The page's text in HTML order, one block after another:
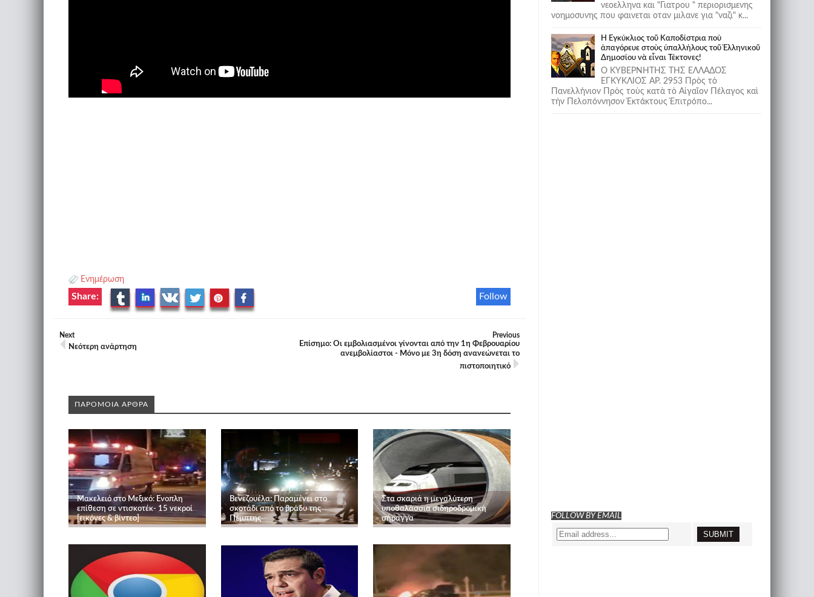
Ενημέρωση
Follow
Share:
Next
Νεότερη ανάρτηση
Previous
Επίσημο: Οι εμβολιασμένοι γίνονται από την 1η Φεβρουαρίου
ανεμβολίαστοι - Μόνο με 3η δόση ανανεώνεται το
πιστοποιητικό
ΠΑΡΟΜΟΙΑ ΑΡΘΡΑ
Μακελειό στο Μεξικό: Ενοπλη
επίθεση σε ντισκοτέκ- 15 νεκροί
[εικόνες & βίντεο]
Βενεζουέλα: Παραμένει στο
σκοτάδι από το βράδυ της
Πέμπτης
Στα σκαριά η μεγαλύτερη
υποθαλάσσια σιδηροδρομική
σήραγγα
νεοελληνα και "Γιατρου " περιορισμενης
νοημοσυνης που φαινεται οταν μιλανε για "ναζι" κ...
Ἡ Ἐγκύκλιος τοῦ Καποδίστρια ποὺ
ἀπαγόρευε στοὺς ὑπαλλήλους τοῦ Ἑλληνικοῦ
Δημοσίου νὰ εἶναι Τέκτονες!
Ο ΚΥΒΕΡΝΗΤΗΣ ΤΗΣ ΕΛΛΑΔΟΣ
ΕΓΚΥΚΛΙΟΣ ΑΡ. 2953 Πρὸς τὸ
Πανελλήνιον Πρὸς τοὺς κατὰ τὸ Αἰγαῖον Πέλαγος καὶ
τὴν Πελοπόννησον Ἐκτάκτους Ἐπιτρόπο...
FOLLOW BY EMAIL